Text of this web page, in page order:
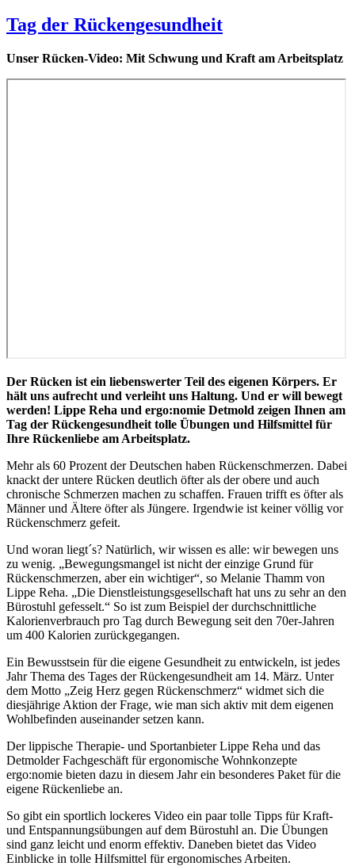
Tag der Rückengesundheit
Unser Rücken-Video: Mit Schwung und Kraft am Arbeitsplatz
Der Rücken ist ein liebenswerter Teil des eigenen Körpers. Er
hält uns aufrecht und verleiht uns Haltung. Und er will bewegt
werden! Lippe Reha und ergo:nomie Detmold zeigen Ihnen am
Tag der Rückengesundheit tolle Übungen und Hilfsmittel für
Ihre Rückenliebe am Arbeitsplatz.
Mehr als 60 Prozent der Deutschen haben Rückenschmerzen. Dabei
knackt der untere Rücken deutlich öfter als der obere und auch
chronische Schmerzen machen zu schaffen. Frauen trifft es öfter als
Männer und Ältere öfter als Jüngere. Irgendwie ist keiner völlig vor
Rückenschmerz gefeit.
Und woran liegt´s? Natürlich, wir wissen es alle: wir bewegen uns
zu wenig. „Bewegungsmangel ist nicht der einzige Grund für
Rückenschmerzen, aber ein wichtiger“, so Melanie Thamm von
Lippe Reha. „Die Dienstleistungsgesellschaft hat uns zu sehr an den
Bürostuhl gefesselt.“ So ist zum Beispiel der durchschnittliche
Kalorienverbrauch pro Tag durch Bewegung seit den 70er-Jahren
um 400 Kalorien zurückgegangen.
Ein Bewusstsein für die eigene Gesundheit zu entwickeln, ist jedes
Jahr Thema des Tages der Rückengesundheit am 14. März. Unter
dem Motto „Zeig Herz gegen Rückenschmerz“ widmet sich die
diesjährige Aktion der Frage, wie man sich aktiv mit dem eigenen
Wohlbefinden auseinander setzen kann.
Der lippische Therapie- und Sportanbieter Lippe Reha und das
Detmolder Fachgeschäft für ergonomische Wohnkonzepte
ergo:nomie bieten dazu in diesem Jahr ein besonderes Paket für die
eigene Rückenliebe an.
So gibt ein sportlich lockeres Video ein paar tolle Tipps für Kraft-
und Entspannungsübungen auf dem Bürostuhl an. Die Übungen
sind ganz leicht und enorm effektiv. Daneben bietet das Video
Einblicke in tolle Hilfsmittel für ergonomisches Arbeiten.